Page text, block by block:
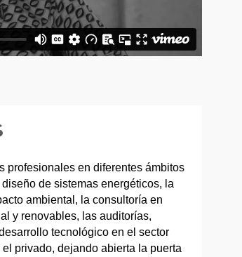
profesionales en diferentes ámbitos
de sistemas energéticos, la
ambiental, la consultoría en
y renovables, las auditorías,
tecnológico en el sector
privado, dejando abierta la puerta